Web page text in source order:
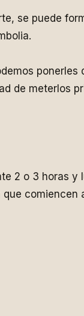
se puede
ponerles
de meterlos
2 o 3 horas y
comiencen